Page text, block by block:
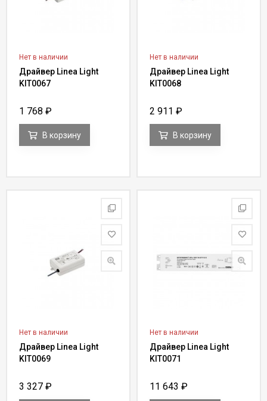
Нет в наличии
Драйвер Linea Light
KIT0067
1 768 ₽
В корзину
Нет в наличии
Драйвер Linea Light
KIT0068
2 911 ₽
В корзину
Нет в наличии
Драйвер Linea Light
KIT0069
3 327 ₽
Нет в наличии
Драйвер Linea Light
KIT0071
11 643 ₽